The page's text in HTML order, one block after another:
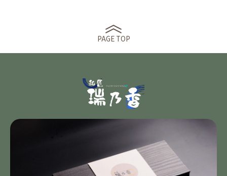
PAGE TOP